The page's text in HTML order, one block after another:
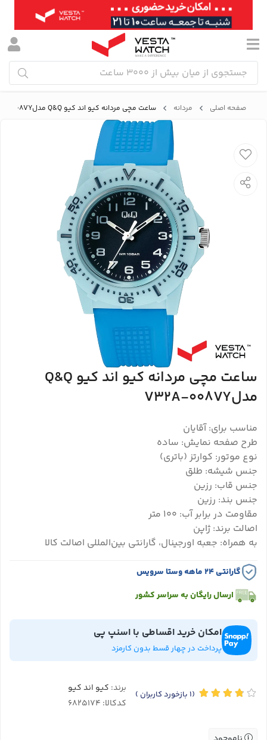
صفحه اصلی مردانه ساعت مچی مردانه کیو اند کیو Q&Q مدلV32A-008VY
ساعت مچی مردانه کیو اند کیو Q&Q
مدلV32A-008VY
مناسب برای: آقایان
طرح صفحه نمایش: ساده
نوع موتور: کوارتز (باتری)
جنس شیشه: طلق
جنس قاب: رزین
جنس بند: رزین
مقاومت در برابر آب: 100 متر
اصالت برند: ژاپن
به همراه: جعبه اورجینال، گارانتی بین‌المللی اصالت کالا
گارانتی ۲۴ ماهه وستا سرویس
ارسال رایگان به سراسر کشور
امکان خرید اقساطی با اسنپ پی
پرداخت در چهار قسط بدون کارمزد
(1 بازخورد کاربران ) برند: کیو اند کیو
کدکالا: